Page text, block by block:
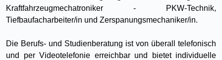
Kraftfahrzeugmechatroniker - PKW-Technik,
Tiefbaufacharbeiter/in und Zerspanungsmechaniker/in.
Die Berufs- und Studienberatung ist von überall telefonisch
und per Videotelefonie erreichbar und bietet individuelle